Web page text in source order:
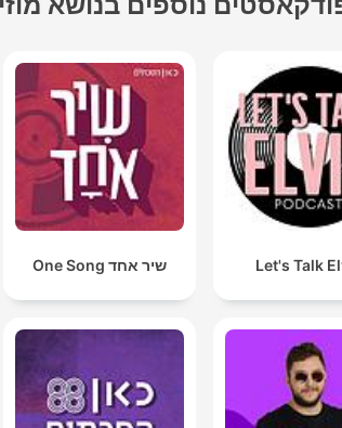
Let's Talk שיר אחד One Song